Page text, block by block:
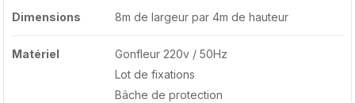
Dimensions 8m de largeur par 4m de hauteur
Matériel
Gonfleur 220v / 50Hz
Lot de fixations
Bâche de protection